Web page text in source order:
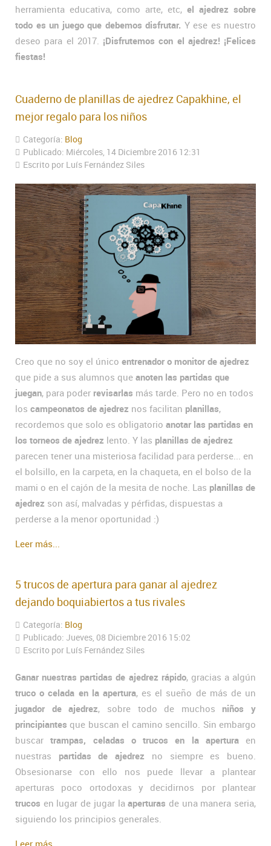
herramienta educativa, como arte, etc, el ajedrez sobre
todo es un juego que debemos disfrutar. Y ese es nuestro
deseo para el 2017. ¡Disfrutemos con el ajedrez! ¡Felices
fiestas!
Cuaderno de planillas de ajedrez Capakhine, el
mejor regalo para los niños
Categoría: Blog
Publicado: Miércoles, 14 Diciembre 2016 12:31
Escrito por Luís Fernández Siles
Creo que no soy el único entrenador o monitor de ajedrez
que pide a sus alumnos que anoten las partidas que
juegan, para poder revisarlas más tarde. Pero no en todos
los campeonatos de ajedrez nos facilitan planillas,
recordemos que solo es obligatorio anotar las partidas en
los torneos de ajedrez lento. Y las planillas de ajedrez
parecen tener una misteriosa facilidad para perderse... en
el bolsillo, en la carpeta, en la chaqueta, en el bolso de la
mami o en el cajón de la mesita de noche. Las planillas de
ajedrez son así, malvadas y pérfidas, dispuestas a
perderse a la menor oportunidad :)
Leer más...
5 trucos de apertura para ganar al ajedrez
dejando boquiabiertos a tus rivales
Categoría: Blog
Publicado: Jueves, 08 Diciembre 2016 15:02
Escrito por Luís Fernández Siles
Ganar nuestras partidas de ajedrez rápido, gracias a algún
truco o celada en la apertura, es el sueño de más de un
jugador de ajedrez, sobre todo de muchos niños y
principiantes que buscan el camino sencillo. Sin embargo
buscartrampas, celadas o trucos en la aperturaen
nuestras partidas de ajedrez no siempre es bueno.
Obsesionarse con ello nos puede llevar a plantear
aperturas poco ortodoxas y decidirnos por plantear
trucos en lugar de jugar laaperturas de una manera seria,
siguiendo los principios generales.